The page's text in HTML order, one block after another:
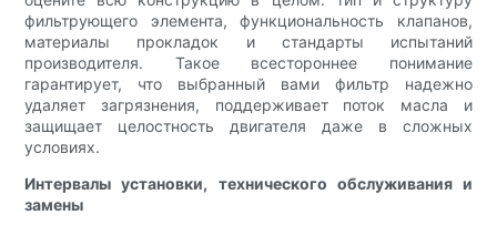
фильтрующего элемента, функциональность клапанов,
материалы прокладок и стандарты испытаний
производителя. Такое всестороннее понимание
гарантирует, что выбранный вами фильтр надежно
удаляет загрязнения, поддерживает поток масла и
защищает целостность двигателя даже в сложных
условиях.
Интервалы установки, технического обслуживания и
замены